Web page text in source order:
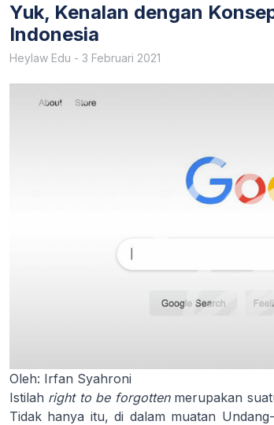
Yuk, Kenalan dengan
Indonesia
Heylaw Edu - 3 Februari 2021
Oleh: Irfan Syahroni
Istilah right to be forgotten merupakan
Tidak hanya itu, di dalam muatan